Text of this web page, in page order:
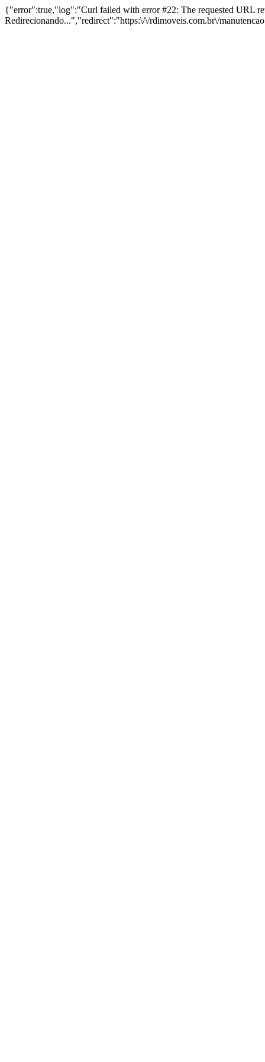
{"error":true,"log":"Curl failed with error #22: The requested URL
Redirecionando...","redirect":"https:\/\/rdimoveis.com.br\/